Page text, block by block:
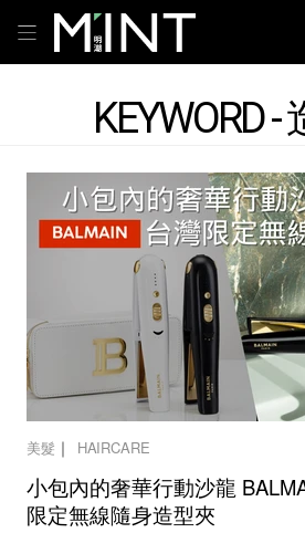
KEYWORD -
美髮 ｜ HAIRCARE
小包內的奢華行動沙龍
限定無線隨身造型夾